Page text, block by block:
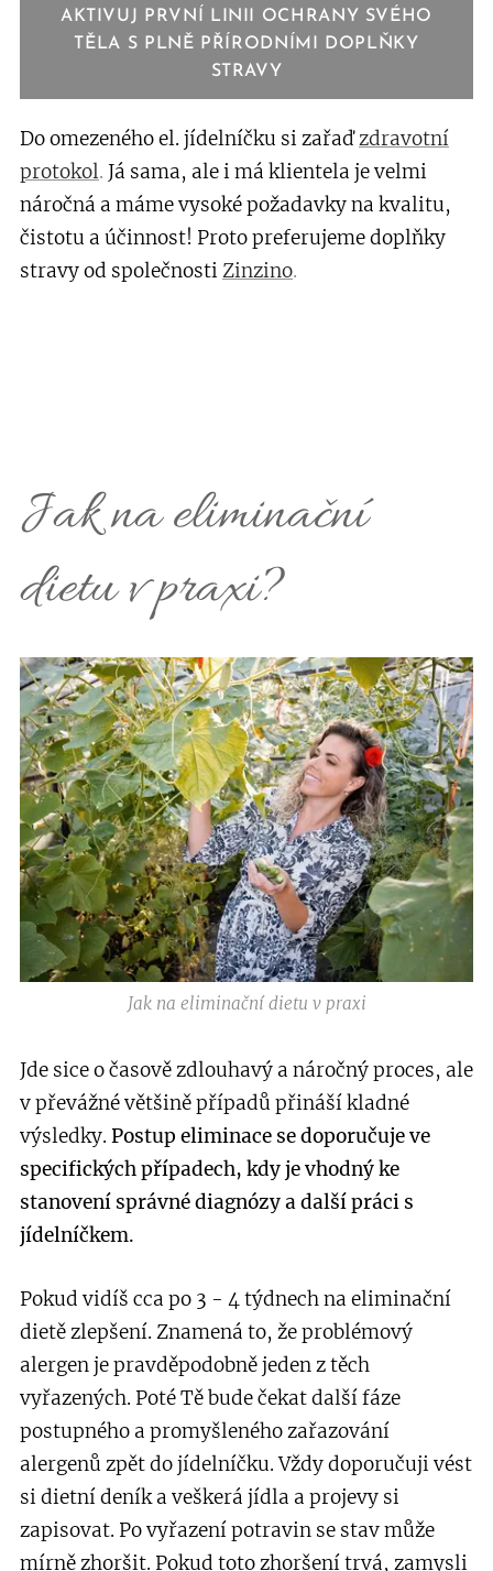
AKTIVUJ PRVNÍ LINII OCHRANY SVÉHO
TĚLA S PLNĚ PŘÍRODNÍMI DOPLŇKY
STRAVY
Do omezeného el. jídelníčku si zařaďzdravotní
protokol. Já sama, ale i má klientela je velmi
náročná a máme vysoké požadavky na kvalitu,
čistotu a účinnost! Proto preferujeme doplňky
stravy od společnostiZinzino.
Jak na eliminační
dietu v praxi?
Jak na eliminační dietu v praxi
Jde sice o časově zdlouhavý a náročný proces, ale
v převážné většině případů přináší kladné
výsledky. Postup eliminace se doporučuje ve
specifických případech, kdy je vhodný ke
stanovení správné diagnózy a další práci s
jídelníčkem.
Pokud vidíš cca po 3 - 4 týdnech na eliminační
dietě zlepšení. Znamená to, že problémový
alergen je pravděpodobně jeden z těch
vyřazených. Poté Tě bude čekat další fáze
postupného a promyšleného zařazování
alergenů zpět do jídelníčku. Vždy doporučuji vést
si dietní deník a veškerá jídla a projevy si
zapisovat. Po vyřazení potravin se stav může
mírně zhoršit. Pokud toto zhoršení trvá, zamysli